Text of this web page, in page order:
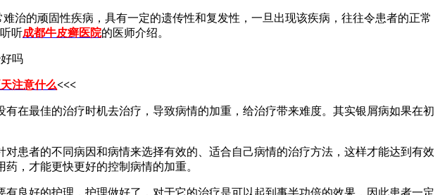
治的顽固性疾病，具有一定的遗传性和复发性，一旦出现该疾病，往往令患者的正常
听成都牛皮癣医院的医师介绍。
注意什么<<<
在最佳的治疗时机去治疗，导致病情的加重，给治疗带来难度。其实银屑病如果在初
患者的不同病因和病情来选择有效的、适合自己病情的治疗方法，这样才能达到有效
，才能更快更好的控制病情的加重。